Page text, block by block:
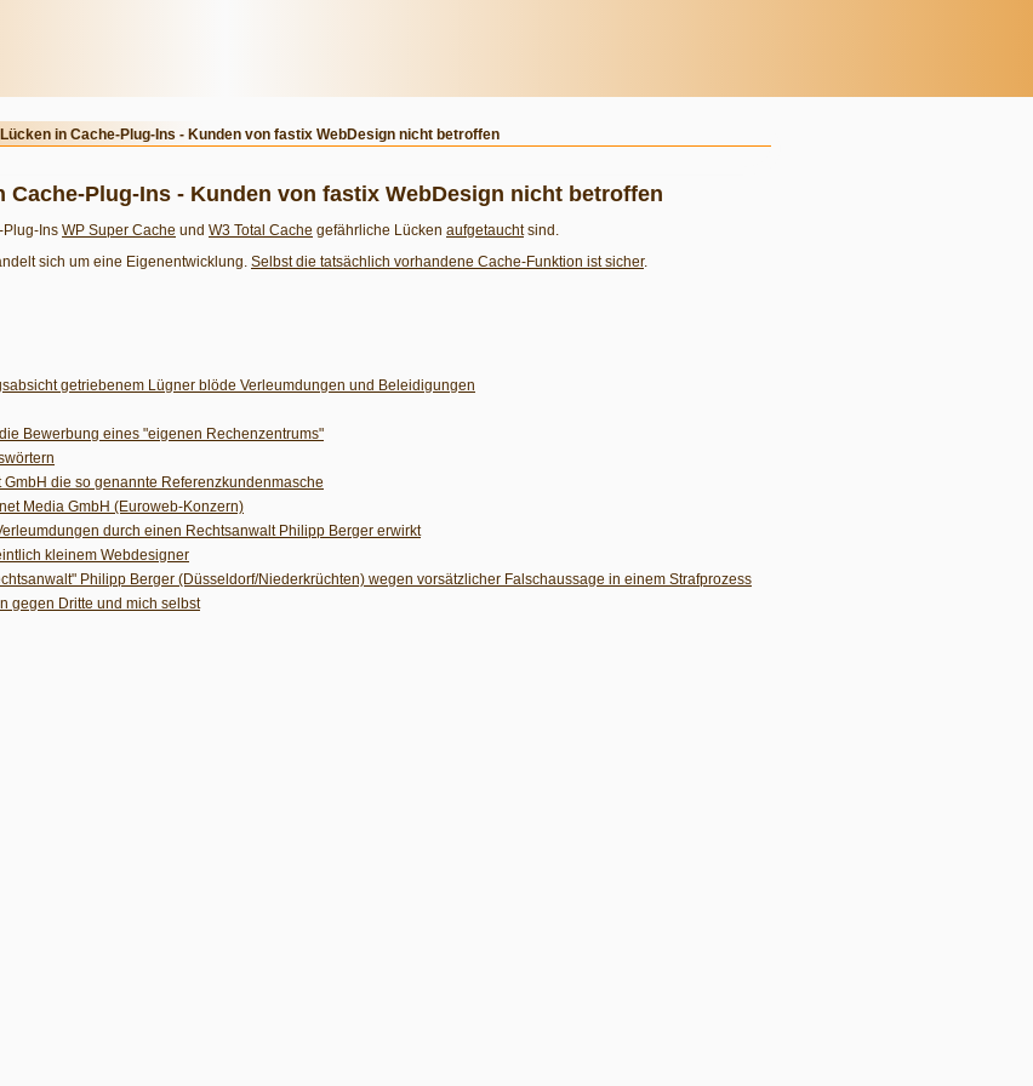
in Cache-Plug-Ins - Kunden von fastix WebDesign nicht betroffen
Plug-Ins - Kunden von fastix WebDesign nicht betroffen
Plug-Ins WP Super Cache und W3 Total Cache gefährliche Lücken aufgetauchtsind.
sich um eine Eigenentwicklung. Selbst die tatsächlich vorhandene Cache-Funktion ist sicher.
getriebenem Lügner blöde Verleumdungen und Beleidigungen
Bewerbung eines "eigenen Rechenzentrums"
die so genannte Referenzkundenmasche
Media GmbH (Euroweb-Konzern)
durch einen Rechtsanwalt Philipp Berger erwirkt
kleinem Webdesigner
Philipp Berger (Düsseldorf/Niederkrüchten) wegen vorsätzlicher Falschaussage in einem Strafprozess
gegen Dritte und mich selbst